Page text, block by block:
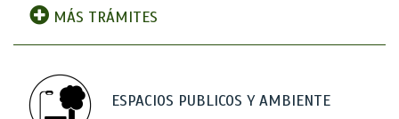
MÁS TRÁMITES
ESPACIOS PUBLICOS Y AMBIENTE